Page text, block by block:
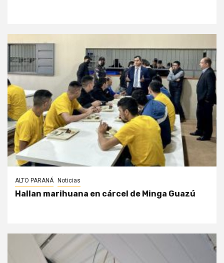
ALTO PARANÁ Noticias
Hallan marihuana en cárcel de Minga Guazú